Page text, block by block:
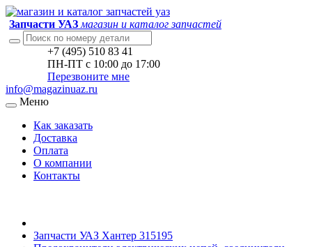
Запчасти УАЗ магазин и каталог запчастей
+7 (495) 510 83 41
ПН-ПТ с 10:00 до 17:00
Перезвоните мне
info@magazinuaz.ru
Меню
Как заказать
Доставка
Оплата
О компании
Контакты
Запчасти УАЗ Хантер 315195